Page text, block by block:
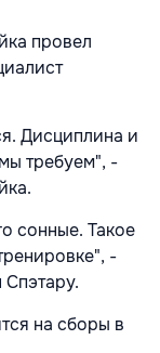
провел
Дисциплина и
требуем", -
сонные. Такое
-
на сборы в